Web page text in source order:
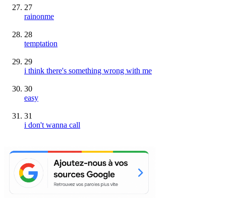
27
rainonme
28
temptation
29
i think there's something wrong with me
30
easy
31
i don't wanna call